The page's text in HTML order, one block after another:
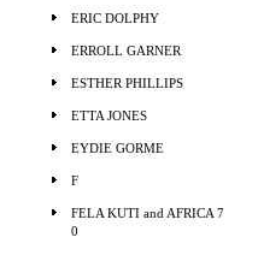
ERIC DOLPHY
ERROLL GARNER
ESTHER PHILLIPS
ETTA JONES
EYDIE GORME
F
FELA KUTI and AFRICA 7
0